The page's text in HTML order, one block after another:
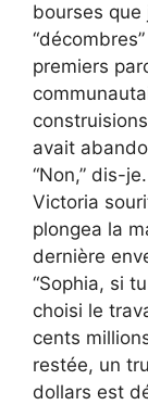
bourses que
premiers
avait
“Non,” dis-
Victoria
plongea la
dernière
“Sophia, si
choisi le
cents
restée, un
dollars est